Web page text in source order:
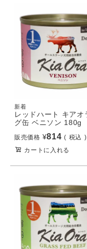
新着
レッドハート キアオ
グ缶 ベニソン 180g
販売価格 ¥814
税込
カートに入れる